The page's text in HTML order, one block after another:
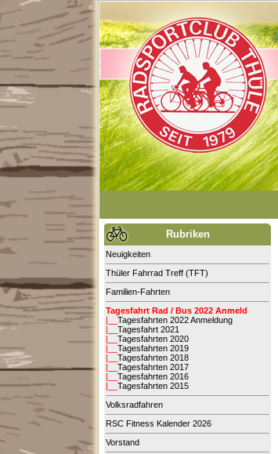
Rubriken
Neuigkeiten
Thüler Fahrrad Treff (TFT)
Familien-Fahrten
Tagesfahrt Rad / Bus 2022 Anmeld
|__ Tagesfahrten 2022 Anmeldung
|__ Tagesfahrt 2021
|__ Tagesfahrten 2020
|__ Tagesfahrten 2019
|__ Tagesfahrten 2018
|__ Tagesfahrten 2017
|__ Tagesfahrten 2016
|__ Tagesfahrten 2015
Volksradfahren
RSC Fitness Kalender 2026
Vorstand